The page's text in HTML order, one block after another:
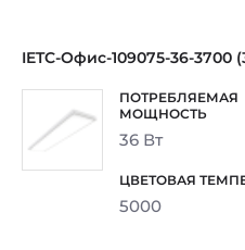
IETC-Офис-109075-36-3700
36 Вт
5000